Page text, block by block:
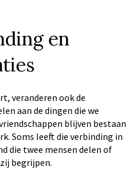
en
veranderen ook de
aan de dingen die we
blijven bestaan
Soms leeft die verbinding in
die twee mensen delen of
begrijpen.